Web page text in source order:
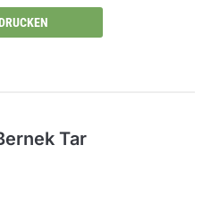
Tar